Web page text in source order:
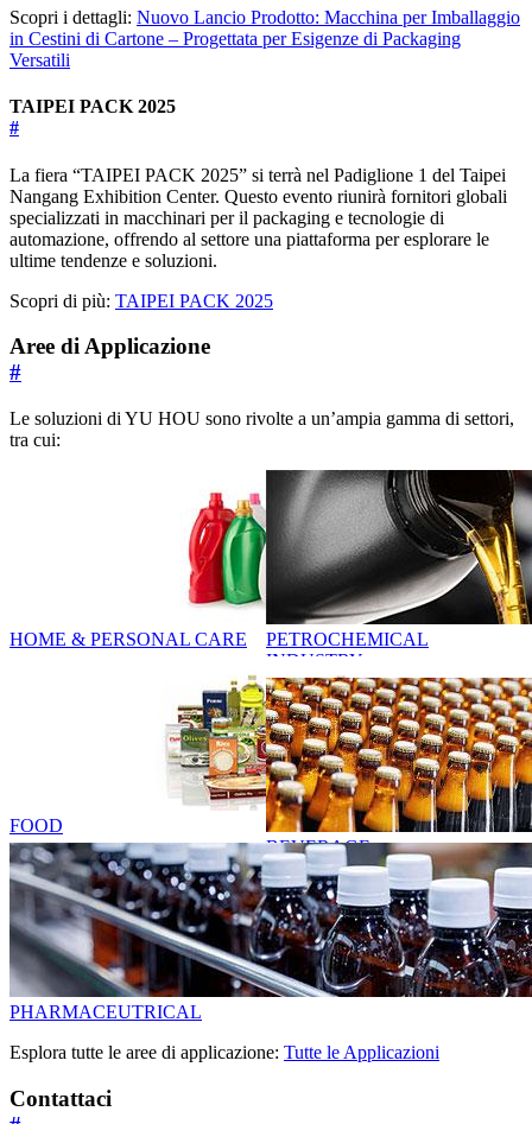
Scopri i dettagli: Nuovo Lancio Prodotto: Macchina per Imballaggio
in Cestini di Cartone – Progettata per Esigenze di Packaging
Versatili
TAIPEI PACK 2025
#
La fiera “TAIPEI PACK 2025” si terrà nel Padiglione 1 del Taipei
Nangang Exhibition Center. Questo evento riunirà fornitori globali
specializzati in macchinari per il packaging e tecnologie di
automazione, offrendo al settore una piattaforma per esplorare le
ultime tendenze e soluzioni.
Scopri di più: TAIPEI PACK 2025
Aree di Applicazione
#
Le soluzioni di YU HOU sono rivolte a un’ampia gamma di settori,
tra cui:
HOME & PERSONAL CARE
PETROCHEMICAL
INDUSTRY
FOOD
BEVERAGE
PHARMACEUTRICAL
Esplora tutte le aree di applicazione: Tutte le Applicazioni
Contattaci